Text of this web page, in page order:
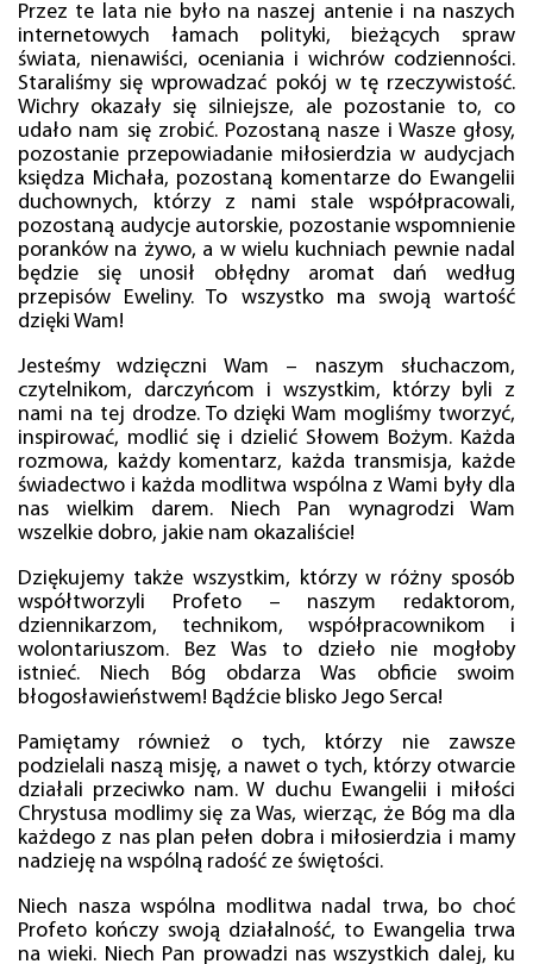
Przez te lata nie było na naszej antenie i na naszych
internetowych łamach polityki, bieżących spraw
świata, nienawiści, oceniania i wichrów codzienności.
Staraliśmy się wprowadzać pokój w tę rzeczywistość.
Wichry okazały się silniejsze, ale pozostanie to, co
udało nam się zrobić. Pozostaną nasze i Wasze głosy,
pozostanie przepowiadanie miłosierdzia w audycjach
księdza Michała, pozostaną komentarze do Ewangelii
duchownych, którzy z nami stale współpracowali,
pozostaną audycje autorskie, pozostanie wspomnienie
poranków na żywo, a w wielu kuchniach pewnie nadal
będzie się unosił obłędny aromat dań według
przepisów Eweliny. To wszystko ma swoją wartość
dzięki Wam!
Jesteśmy wdzięczni Wam – naszym słuchaczom,
czytelnikom, darczyńcom i wszystkim, którzy byli z
nami na tej drodze. To dzięki Wam mogliśmy tworzyć,
inspirować, modlić się i dzielić Słowem Bożym. Każda
rozmowa, każdy komentarz, każda transmisja, każde
świadectwo i każda modlitwa wspólna z Wami były dla
nas wielkim darem. Niech Pan wynagrodzi Wam
wszelkie dobro, jakie nam okazaliście!
Dziękujemy także wszystkim, którzy w różny sposób
współtworzyli Profeto – naszym redaktorom,
dziennikarzom, technikom, współpracownikom i
wolontariuszom. Bez Was to dzieło nie mogłoby
istnieć. Niech Bóg obdarza Was obficie swoim
błogosławieństwem! Bądźcie blisko Jego Serca!
Pamiętamy również o tych, którzy nie zawsze
podzielali naszą misję, a nawet o tych, którzy otwarcie
działali przeciwko nam. W duchu Ewangelii i miłości
Chrystusa modlimy się za Was, wierząc, że Bóg ma dla
każdego z nas plan pełen dobra i miłosierdzia i mamy
nadzieję na wspólną radość ze świętości.
Niech nasza wspólna modlitwa nadal trwa, bo choć
Profeto kończy swoją działalność, to Ewangelia trwa
na wieki. Niech Pan prowadzi nas wszystkich dalej, ku